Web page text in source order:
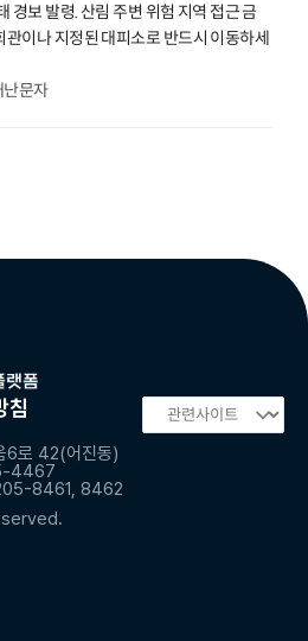
경보 발령. 산림 주변 위험 지역 접근 금
관이나 지정된 대피소로 반드시 이동하세
난문자
침
6로 42(어진동)
4467
8461, 8462